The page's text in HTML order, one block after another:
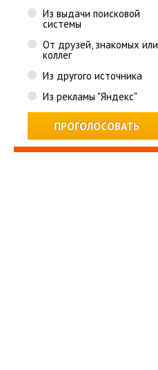
Из выдачи поисковой
системы
От друзей, знакомых или
коллег
Из другого источника
Из рекламы "Яндекс"